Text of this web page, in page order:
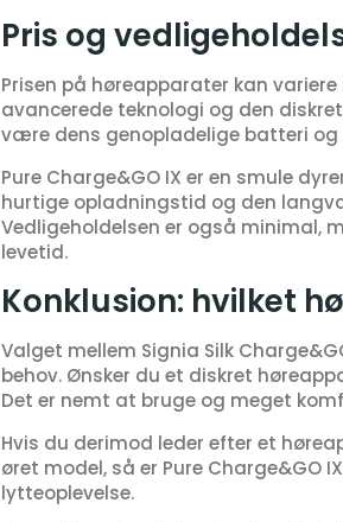
Pris og
Prisen på høreapparater kan variere
avancerede teknologi og den
være dens genopladelige batteri og
Pure Charge&GO IX er en smule
hurtige opladningstid og den
Vedligeholdelsen er også minimal,
levetid.
Konklusion: hvilket
Valget mellem Signia Silk
behov. Ønsker du et diskret
Det er nemt at bruge og meget
Hvis du derimod leder efter et
øret model, så er Pure Charge&GO
lytteoplevelse.